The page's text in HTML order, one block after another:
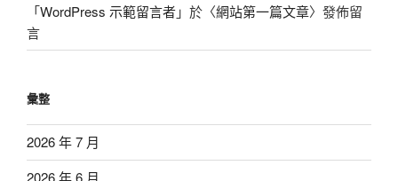
「WordPress 示範留言者」於〈網站第一篇文章〉發佈留
言
彙整
2026 年 7 月
2026 年 6 月